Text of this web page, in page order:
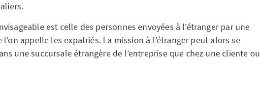
est celle des personnes envoyées à l’étranger par une
appelle les expatriés. La mission à l’étranger peut alors se
une succursale étrangère de l’entreprise que chez une cliente ou